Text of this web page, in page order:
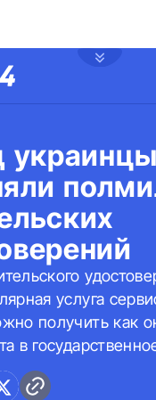
украинцы
услуга
получить как
в